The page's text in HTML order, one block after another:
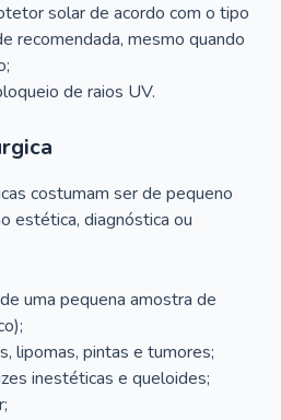
solar de acordo com o tipo
recomendada, mesmo quando
de raios UV.
costumam ser de pequeno
estética, diagnóstica ou
uma pequena amostra de
lipomas, pintas e tumores;
inestéticas e queloides;